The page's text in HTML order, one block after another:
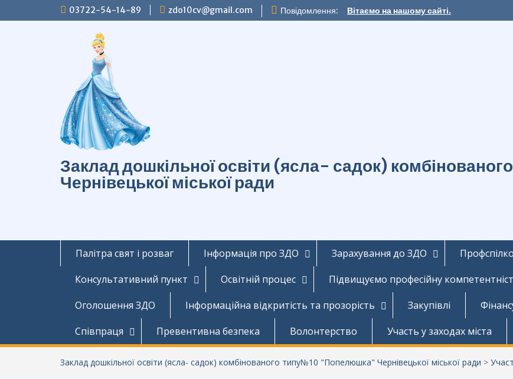
до
03722-54-14-89 zdo10cv@gmail.com Повідомлення: Вітаємо на нашому сайті.
Заклад дошкільної освіти (ясла- садок)
Чернівецької міської ради
Палітра свят і розваг Інформація про ЗДО Зарахування до ЗДО
Консультативний пункт
Освітній процес Підвищуємо професійну
Оголошення ЗДО
Інформаційна відкритість та прозорість Закупівлі
Співпраця
Превентивна безпека Волонтерство Участь у заходах міста
Заклад дошкільної освіти (ясла- садок) комбінованого типу№10 "Попелюшка" Чернівецької міської ради >